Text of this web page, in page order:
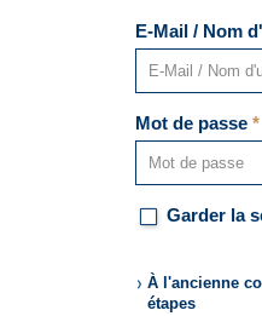
E-Mail / Nom
Mot de passe *
Garder la
À l'ancienne
étapes